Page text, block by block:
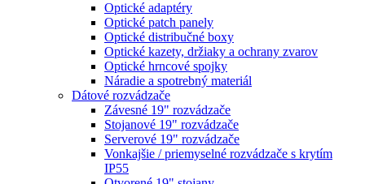
Optické adaptéry
Optické patch panely
Optické distribučné boxy
Optické kazety, držiaky a ochrany zvarov
Optické hrncové spojky
Náradie a spotrebný materiál
Dátové rozvádzače
Závesné 19" rozvádzače
Stojanové 19" rozvádzače
Serverové 19" rozvádzače
Vonkajšie / priemyselné rozvádzače s krytím
IP55